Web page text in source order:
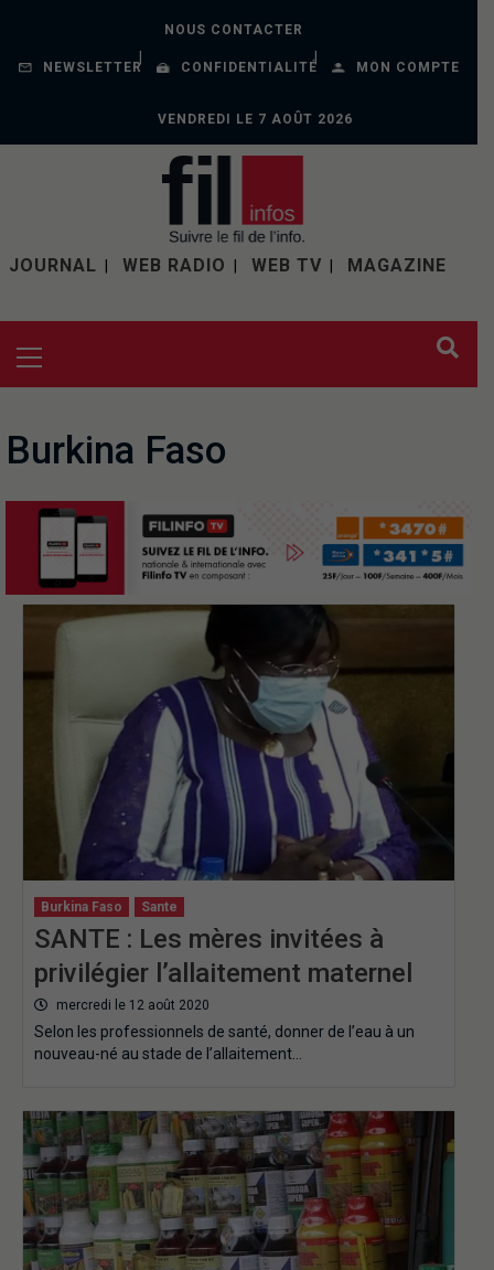
NOUS CONTACTER
NEWSLETTER CONFIDENTIALITÉ MON COMPTE
VENDREDI LE 7 AOÛT 2026
JOURNAL WEB RADIO WEB TV MAGAZINE
Burkina Faso
Burkina Faso Sante
SANTE : Les mères invitées à
privilégier l’allaitement maternel
mercredi le 12 août 2020
Selon les professionnels de santé, donner de l’eau à un
nouveau-né au stade de l’allaitement…